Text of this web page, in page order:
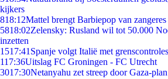
kijkers
818:12Mattel brengt Barbiepop van
5818:02Zelensky: Rusland wil tot 50.000
inzetten
1517:41 Spanje volgt Italië met
117:36Uitslag FC Groningen - FC Utrecht
3017:30Netanyahu zet streep door Gaza-